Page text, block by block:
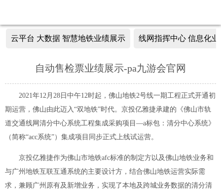
云平台 大数据 智慧地铁业绩展示 线网指挥中心 信息化
自动售检票业绩展示-pa九游会官网
2021年12月28日中午12时起，佛山地铁2号线一期工程正式开通初
期运营，佛山由此迈入“双地铁”时代。京投亿雅捷承建的《佛山市轨
道交通线网清分中心系统工程集成采购项目—a标包：清分中心系统》
（简称“acc系统”）集成项目同步正式上线试运营。
京投亿雅捷作为佛山市地铁afc标准的制定方以及佛山地铁业务和
与广州地铁互联互通系统的主要设计方，结合佛山地铁运营实际需
求，兼顾广州原有及新增业务，实现了本地及跨城业务数据的清分清